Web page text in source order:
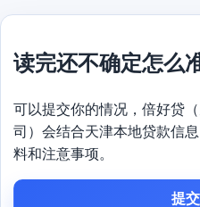
读完还不确定怎么
可以提交你的情况，倍好贷
司）会结合天津本地贷款信
料和注意事项。
提